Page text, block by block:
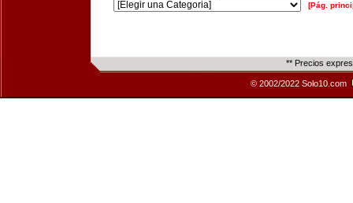
[Pág.
** Precios
© 2002/2022 Solo10.com